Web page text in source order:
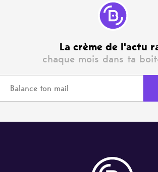
La crème de l'actu
chaque mois dans ta